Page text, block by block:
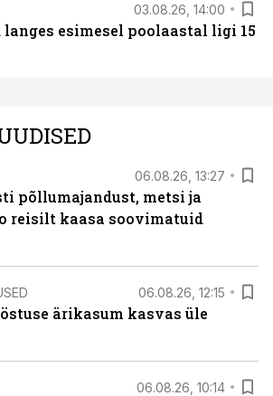
03.08.26, 14:00
esimesel poolaastal ligi 15
06.08.26, 13:27
põllumajandust, metsi ja
reisilt kaasa soovimatuid
06.08.26, 12:15
ärikasum kasvas üle
06.08.26, 10:14